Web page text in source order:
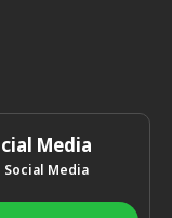
Media
Social Media